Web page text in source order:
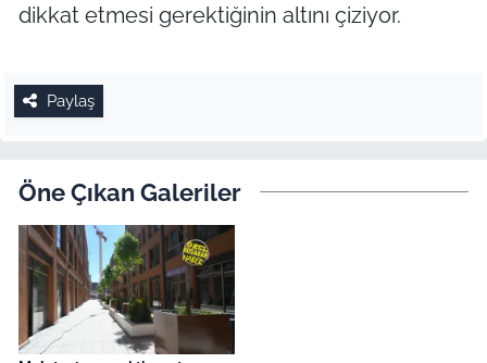
dikkat etmesi gerektiğinin altını çiziyor.
Paylaş
Öne Çıkan Galeriler